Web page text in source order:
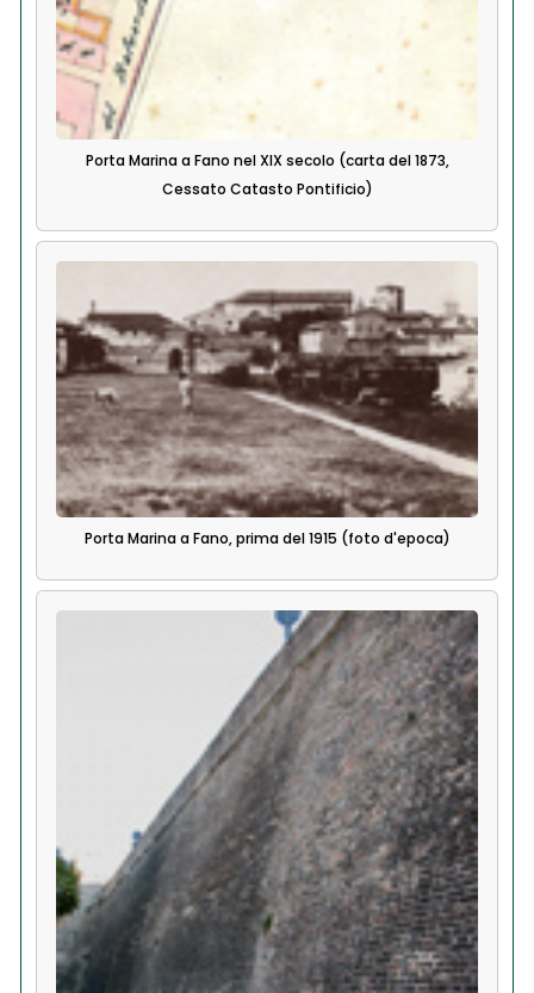
Porta Marina a Fano nel XIX secolo (carta del 1873,
Cessato Catasto Pontificio)
Porta Marina a Fano, prima del 1915 (foto d'epoca)